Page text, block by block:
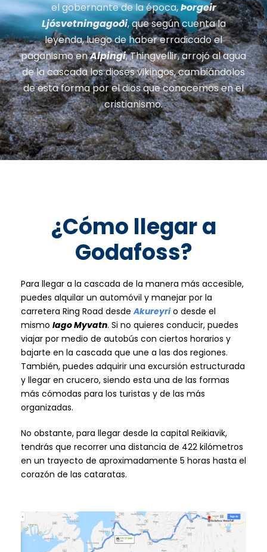
el gobernante de la época,Þorgeir
Ljósvetningagoði, que según cuenta la
leyenda, luego de haber erradicado el
paganismo enAlpingi, Thingvellir, arrojó al agua
de la cascada los dioses vikingos, cambiándolos
de esta forma por el dios que conocemos en el
cristianismo.
¿Cómo llegar a
Godafoss?
Para llegar a la cascada de la manera más accesible,
puedes alquilar un automóvil y manejar por la
carretera Ring Road desdeAkureyrio desde el
mismo lago Myvatn. Si no quieres conducir, puedes
viajar por medio de autobús con ciertos horarios y
bajarte en la cascada que une a las dos regiones.
También, puedes adquirir una excursión estructurada
y llegar en crucero, siendo esta una de las formas
más cómodas para los turistas y de las más
organizadas.
No obstante, para llegar desde la capital Reikiavik,
tendrás que recorrer una distancia de 422 kilómetros
en un trayecto de aproximadamente 5 horas hasta el
corazón de las cataratas.